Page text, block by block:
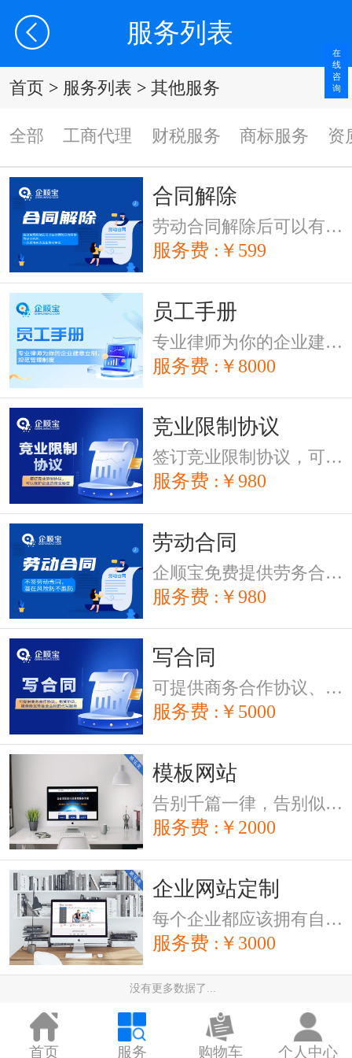
服务列表
首页 > 服务列表 >其他服务
全部 工商代理 财税服务 商标服务 资
合同解除
劳动合同解除后可以有效预防双方解除劳动合同后，一方反悔再次发生劳动争议。
服务费 :￥599
员工手册
专业律师为你的企业建章立制，规范管理制度
服务费 :￥8000
竞业限制协议
签订竞业限制协议，可以保护企业的商业秘密
服务费 :￥980
劳动合同
企顺宝免费提供劳务合同范本大全，无固定期限劳动合同，劳务合同纠纷，劳务合同法律讲堂等等业务，不签劳动合同，潜在风险防不胜防。
服务费 :￥980
写合同
可提供商务合作协议、租赁协议，服务协议等各类合同的代写服务
服务费 :￥5000
模板网站
告别千篇一律，告别似曾相识，这一次我们重新定义网站建设，让您的网站别具一格。
服务费 :￥2000
企业网站定制
每个企业都应该拥有自己的网站
服务费 :￥3000
没有更多数据了...
首页 服务 购物车 个人中心
在
线
咨
询